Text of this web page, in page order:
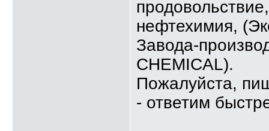
нефтехимия,
Завода-
CHEMICAL).
Пожалуйста,
- ответим